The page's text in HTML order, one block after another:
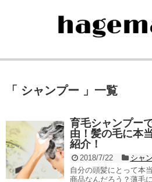
「 シャンプー 」一覧
育毛シャンプー
由！髪の毛に本
紹介！
2018/7/22
シャ
自分の頭髪にとって本
商品なんだろう？薄毛